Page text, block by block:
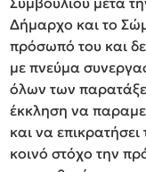
Δήμαρχο και το
πρόσωπό του και
με πνεύμα
όλων των
έκκληση να
και να επικρατήσει
κοινό στόχο την